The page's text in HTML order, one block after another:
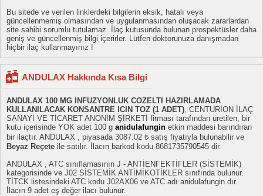
Bu sitede ve verilen linklerdeki bilgilerin eksik, hatalı veya
güncellenmemiş olmasından ve uygulanmasından oluşacak zararlardan
site sahibi sorumlu tutulamaz. İlaç kutusunda bulunan prospektüsler daha
geniş ve güncellenmiş bilgi içerirler. Lütfen doktorunuza danışmadan
hiçbir ilaç kullanmayınız !
ANDULAX Hakkında Kısa Bilgi
ANDULAX 100 MG INFUZYONLUK COZELTI HAZIRLAMADA
KULLANILACAK KONSANTRE ICIN TOZ (1 ADET), CENTURİON İLAÇ
SANAYİ VE TİCARET ANONİM ŞİRKETİ firması tarafından üretilen, bir
kutu içerisinde YOK adet 100 g anidulafungin etkin maddesi barındıran
bir ilaçtır. ANDULAX , piyasada 3087.02 ₺ satış fiyatıyla bulunabilir ve
Beyaz Reçete ile satılır. İlacın barkod kodu 8681735790545 dir.
ANDULAX , ATC sınıflamasının J - ANTİENFEKTİFLER (SİSTEMİK)
kategorisinde ve J02 SİSTEMİK ANTİMİKOTİKLER sınıfında bulunur.
TİTCK listesindeki ATC kodu J02AX06 ve ATC adı anidulafungin dır.
İlacın 9 adet eş değer ilacı bulunur.